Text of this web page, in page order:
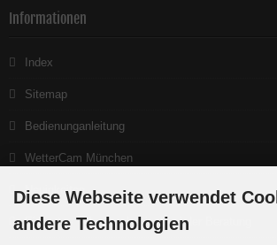
Informationen
Index
Sitemap
Bedienunganleitung
WetterCam München
Neuigkeiten
Ein gutes Teleskop beginnt bei der Beratung
Diese Webseite verwendet
andere Technologien